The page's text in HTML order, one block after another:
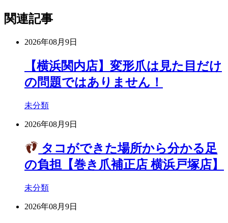
関連記事
2026年08月9日
【横浜関内店】変形爪は見た目だけ
の問題ではありません！
未分類
2026年08月9日
タコができた場所から分かる足
の負担【巻き爪補正店 横浜戸塚店】
未分類
2026年08月9日